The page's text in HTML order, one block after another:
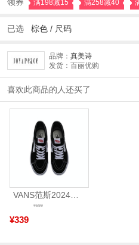
满198减15 满258减40
已选 棕色 / 尺码
品牌： 真美诗
发货：百丽优购
喜欢此商品的人还买了
VANS范斯2024中性SK8-HiCL帆布鞋/硫化鞋VN000D5IB8C
¥339
¥599